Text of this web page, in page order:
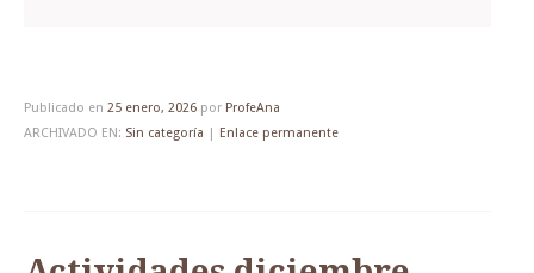
Publicado en 25 enero, 2026 por ProfeAna
ARCHIVADO EN: Sin categoría Enlace permanente